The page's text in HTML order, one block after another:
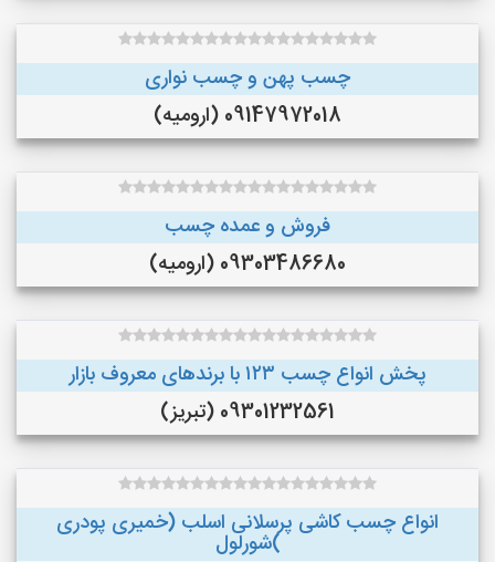
چسب پهن و چسب نواری
09147972018 (ارومیه)
فروش و عمده چسب
09303486680 (ارومیه)
پخش انواع چسب ۱۲۳ با برندهای معروف بازار
09301232561 (تبریز)
انواع چسب کاشی پرسلانی اسلب (خمیری پودری
)شورلول